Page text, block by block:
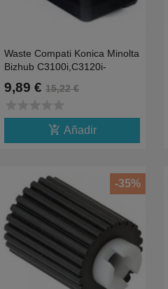
Waste Compati Konica Minolta
Bizhub C3100i,C3120i-
9,89 € 15,22 €
add_shopping_cart Añadir
-35%